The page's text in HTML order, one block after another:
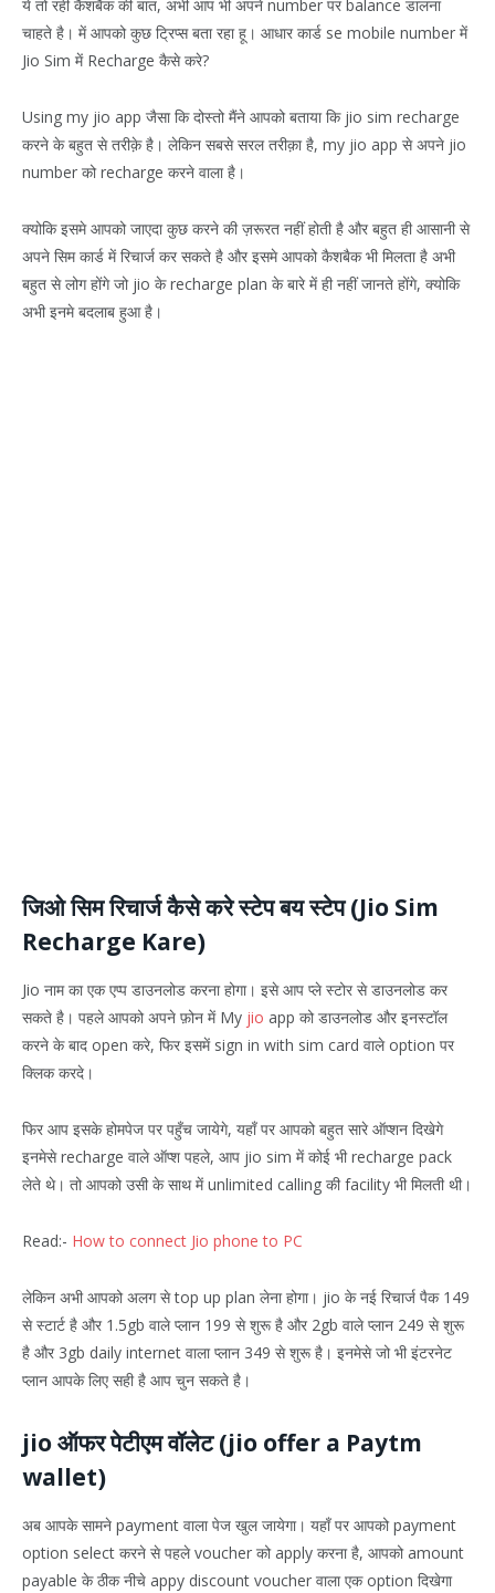
ये तो रही कैशबैक की बात, अभी आप भी अपने number पर balance डालना
चाहते है। में आपको कुछ ट्रिप्स बता रहा हू। आधार कार्ड se mobile number में
Jio Sim में Recharge कैसे करे?
Using my jio app जैसा कि दोस्तो मैंने आपको बताया कि jio sim recharge
करने के बहुत से तरीक़े है। लेकिन सबसे सरल तरीक़ा है, my jio app से अपने jio
number को recharge करने वाला है।
क्योकि इसमे आपको जाएदा कुछ करने की ज़रूरत नहीं होती है और बहुत ही आसानी से
अपने सिम कार्ड में रिचार्ज कर सकते है और इसमे आपको कैशबैक भी मिलता है अभी
बहुत से लोग होंगे जो jio के recharge plan के बारे में ही नहीं जानते होंगे, क्योकि
अभी इनमे बदलाब हुआ है।
जिओ सिम रिचार्ज कैसे करे स्टेप बय स्टेप (Jio Sim
Recharge Kare)
Jio नाम का एक एप्प डाउनलोड करना होगा। इसे आप प्ले स्टोर से डाउनलोड कर
सकते है। पहले आपको अपने फ़ोन में My jio app को डाउनलोड और इनस्टॉल
करने के बाद open करे, फिर इसमें sign in with sim card वाले option पर
क्लिक करदे।
फिर आप इसके होमपेज पर पहुँच जायेगे, यहाँ पर आपको बहुत सारे ऑप्शन दिखेगे
इनमेसे recharge वाले ऑप्श पहले, आप jio sim में कोई भी recharge pack
लेते थे। तो आपको उसी के साथ में unlimited calling की facility भी मिलती थी।
Read:- How to connect Jio phone to PC
लेकिन अभी आपको अलग से top up plan लेना होगा। jio के नई रिचार्ज पैक 149
से स्टार्ट है और 1.5gb वाले प्लान 199 से शुरू है और 2gb वाले प्लान 249 से शुरू
है और 3gb daily internet वाला प्लान 349 से शुरू है। इनमेसे जो भी इंटरनेट
प्लान आपके लिए सही है आप चुन सकते है।
jio ऑफर पेटीएम वॉलेट (jio offer a Paytm
wallet)
अब आपके सामने payment वाला पेज खुल जायेगा। यहाँ पर आपको payment
option select करने से पहले voucher को apply करना है, आपको amount
payable के ठीक नीचे appy discount voucher वाला एक option दिखेगा